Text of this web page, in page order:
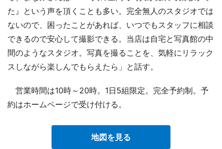
た』という声を頂くことも多い。完全無人のスタジオでは
ないので、困ったことがあれば、いつでもスタッフに相談
できるので安心して撮影できる。当店は自宅と写真館の中
間のようなスタジオ。写真を撮ることを、気軽にリラック
スしながら楽しんでもらえたら」と話す。
営業時間は10時～20時。1日5組限定。完全予約制。予
約はホームページで受け付ける。
地図を見る